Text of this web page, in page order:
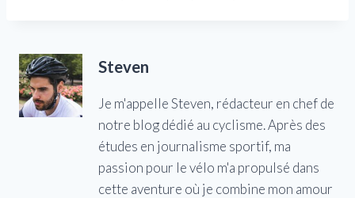
Steven
Je m'appelle Steven, rédacteur en chef de
notre blog dédié au cyclisme. Après des
études en journalisme sportif, ma
passion pour le vélo m'a propulsé dans
cette aventure où je combine mon amour